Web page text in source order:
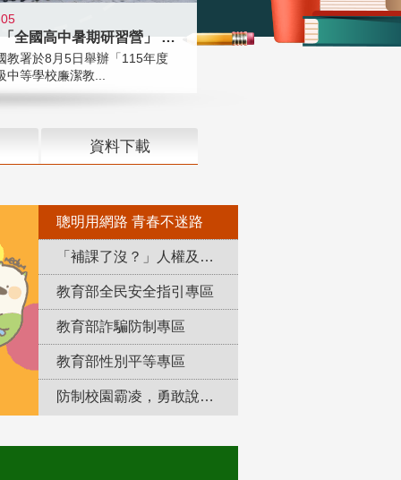
國教署「全國高中暑期研習營」 以多
教署於8月5日舉辦「115年度
中等學校廉潔教...
資料下載
聰明用網路 青春不迷路
「補課了沒？」人權及轉型正義教育專區
教育部全民安全指引專區
教育部詐騙防制專區
教育部性別平等專區
防制校園霸凌，勇敢說出來！